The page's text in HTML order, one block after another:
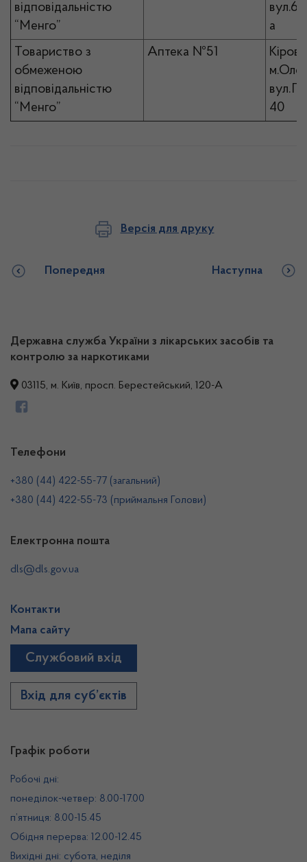
відповідальністю
“Менго”
вул.6-
а
Товариство з
обмеженою
відповідальністю
“Менго”
Аптека №51
40
Версія для друку
Попередня Наступна
Державна служба України з лікарських засобів та
контролю за наркотиками
03115, м. Київ, просп. Берестейський, 120-А
Графік роботи
Робочі дні:
понеділок-четвер: 8.00-17.00
п’ятниця: 8.00-15.45
Обідня перерва: 12.00-12.45
Вихідні дні: субота, неділя
Телефони
+380 (44) 422-55-77 (загальний)
+380 (44) 422-55-73 (приймальня Голови)
Електронна пошта
dls@dls.gov.ua
Контакти
Мапа сайту
Службовий вхід
Вхід для суб’єктів